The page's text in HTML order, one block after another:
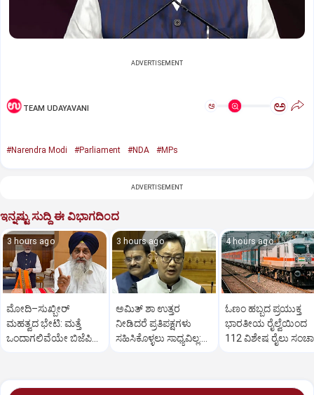
ADVERTISEMENT
TEAM UDAYAVANI ಅ ಅ
#Narendra Modi #Parliament #NDA #MPs
ADVERTISEMENT
ಇನ್ನಷ್ಟು ಸುದ್ದಿ ಈ ವಿಭಾಗದಿಂದ
3 hours ago
ಮೋದಿ–ಸುಖ್ಬೀರ್
ಮಹತ್ವದ ಭೇಟಿ: ಮತ್ತೆ
ಒಂದಾಗಲಿವೆಯೇ ಬಿಜೆಪಿ–
3 hours ago
ಅಮಿತ್ ಶಾ ಉತ್ತರ
ನೀಡಿದರೆ ಪ್ರತಿಪಕ್ಷಗಳು
ಸಹಿಸಿಕೊಳ್ಳಲು ಸಾಧ್ಯವಿಲ್ಲ:
4 hours ago
ಓಣಂ ಹಬ್ಬದ ಪ್ರಯುಕ್ತ
ಭಾರತೀಯ ರೈಲ್ವೆಯಿಂದ
112 ವಿಶೇಷ ರೈಲು